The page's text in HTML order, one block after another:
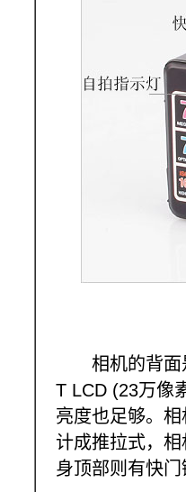
相机的背面是
T LCD (23万像
亮度也足够。
计成推拉式，
身顶部则有快